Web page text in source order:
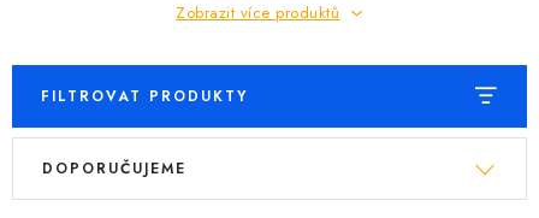
Zobrazit více produktů
FILTROVAT PRODUKTY
V
Ř
DOPORUČUJEME